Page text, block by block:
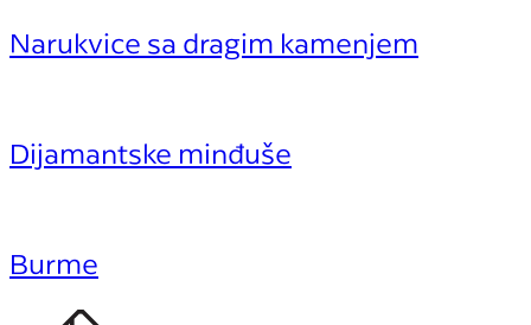
Narukvice sa dragim kamenjem
Dijamantske minđuše
Burme